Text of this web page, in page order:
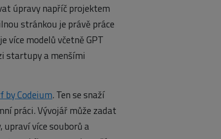
úpravy napříč projektem
stránkou je právě práce
více modelů včetně GPT
startupy a menšími
by Codeium. Ten se snaží
práci. Vývojář může zadat
více souborů a